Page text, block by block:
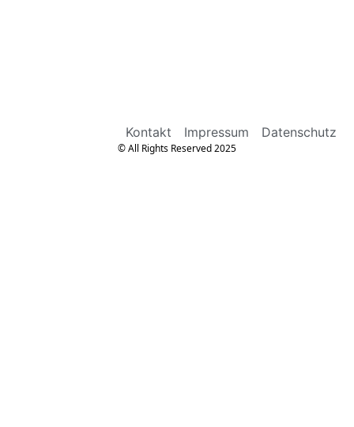
Kontakt Impressum Datenschutz
© All Rights Reserved 2025